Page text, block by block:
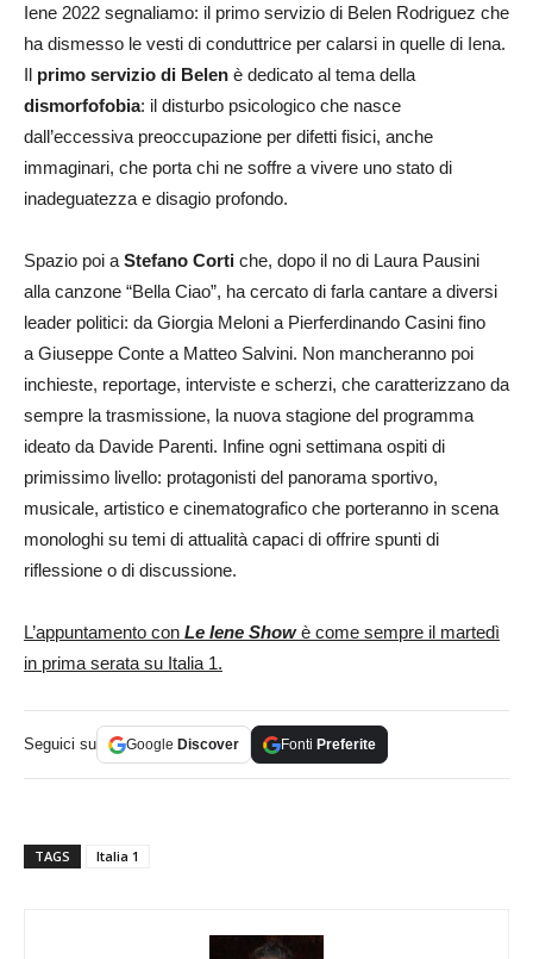
Iene 2022 segnaliamo: il primo servizio di Belen Rodriguez che
ha dismesso le vesti di conduttrice per calarsi in quelle di Iena.
Il primo servizio di Belen è dedicato al tema della
dismorfofobia: il disturbo psicologico che nasce
dall’eccessiva preoccupazione per difetti fisici, anche
immaginari, che porta chi ne soffre a vivere uno stato di
inadeguatezza e disagio profondo.
Spazio poi a Stefano Corti che, dopo il no di Laura Pausini
alla canzone “Bella Ciao”, ha cercato di farla cantare a diversi
leader politici: da Giorgia Meloni a Pierferdinando Casini fino
a Giuseppe Conte a Matteo Salvini. Non mancheranno poi
inchieste, reportage, interviste e scherzi, che caratterizzano da
sempre la trasmissione, la nuova stagione del programma
ideato da Davide Parenti. Infine ogni settimana ospiti di
primissimo livello: protagonisti del panorama sportivo,
musicale, artistico e cinematografico che porteranno in scena
monologhi su temi di attualità capaci di offrire spunti di
riflessione o di discussione.
L’appuntamento con Le Iene Showè come sempre il martedì
in prima serata su Italia 1.
Seguici su Google Discover Fonti Preferite
TAGS Italia 1